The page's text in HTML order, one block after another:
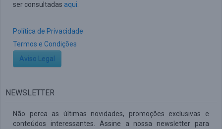
ser consultadas aqui
Política de Privacidade
Termos e Condições
Aviso Legal
NEWSLETTER
Não perca as últimas novidades, promoções exclusivas e
conteúdos interessantes. Assine a nossa newsletter para